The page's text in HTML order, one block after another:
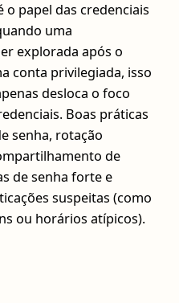
papel das credenciais
uma
explorada após o
conta privilegiada, isso
desloca o foco
Boas práticas
senha, rotação
de
de senha forte e
suspeitas (como
ou horários atípicos).